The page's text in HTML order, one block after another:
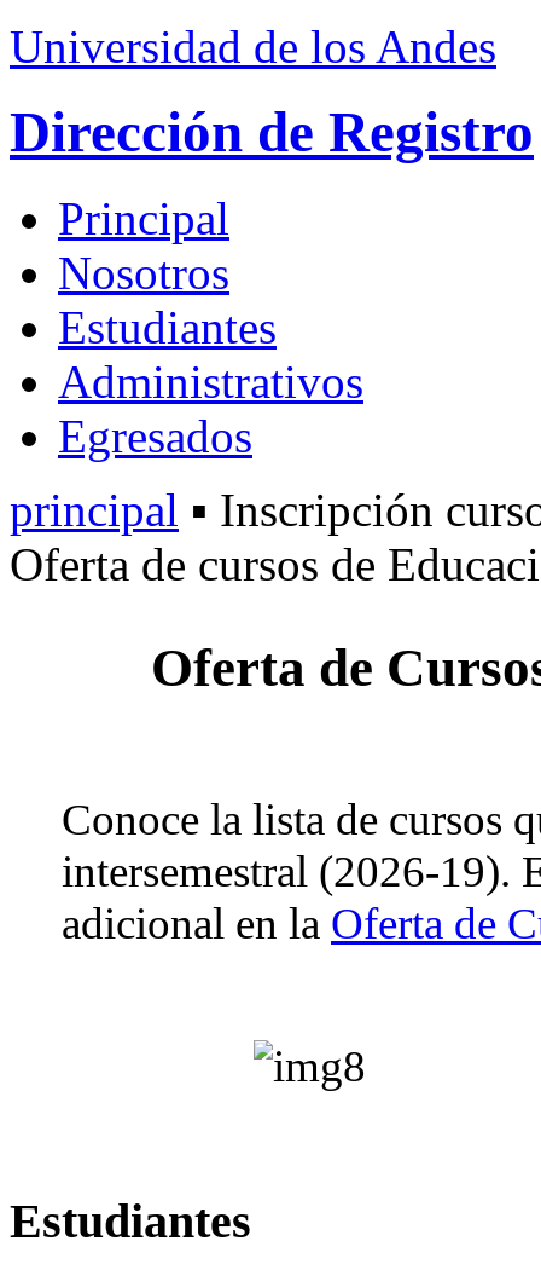
Universidad de los Andes
Dirección de Registro
Principal
Nosotros
Estudiantes
Administrativos
Egresados
principal ▪ Inscripción
Oferta de cursos de
Oferta de
Conoce la lista de cursos
intersemestral (2026-19).
adicional en la Oferta de
Estudiantes